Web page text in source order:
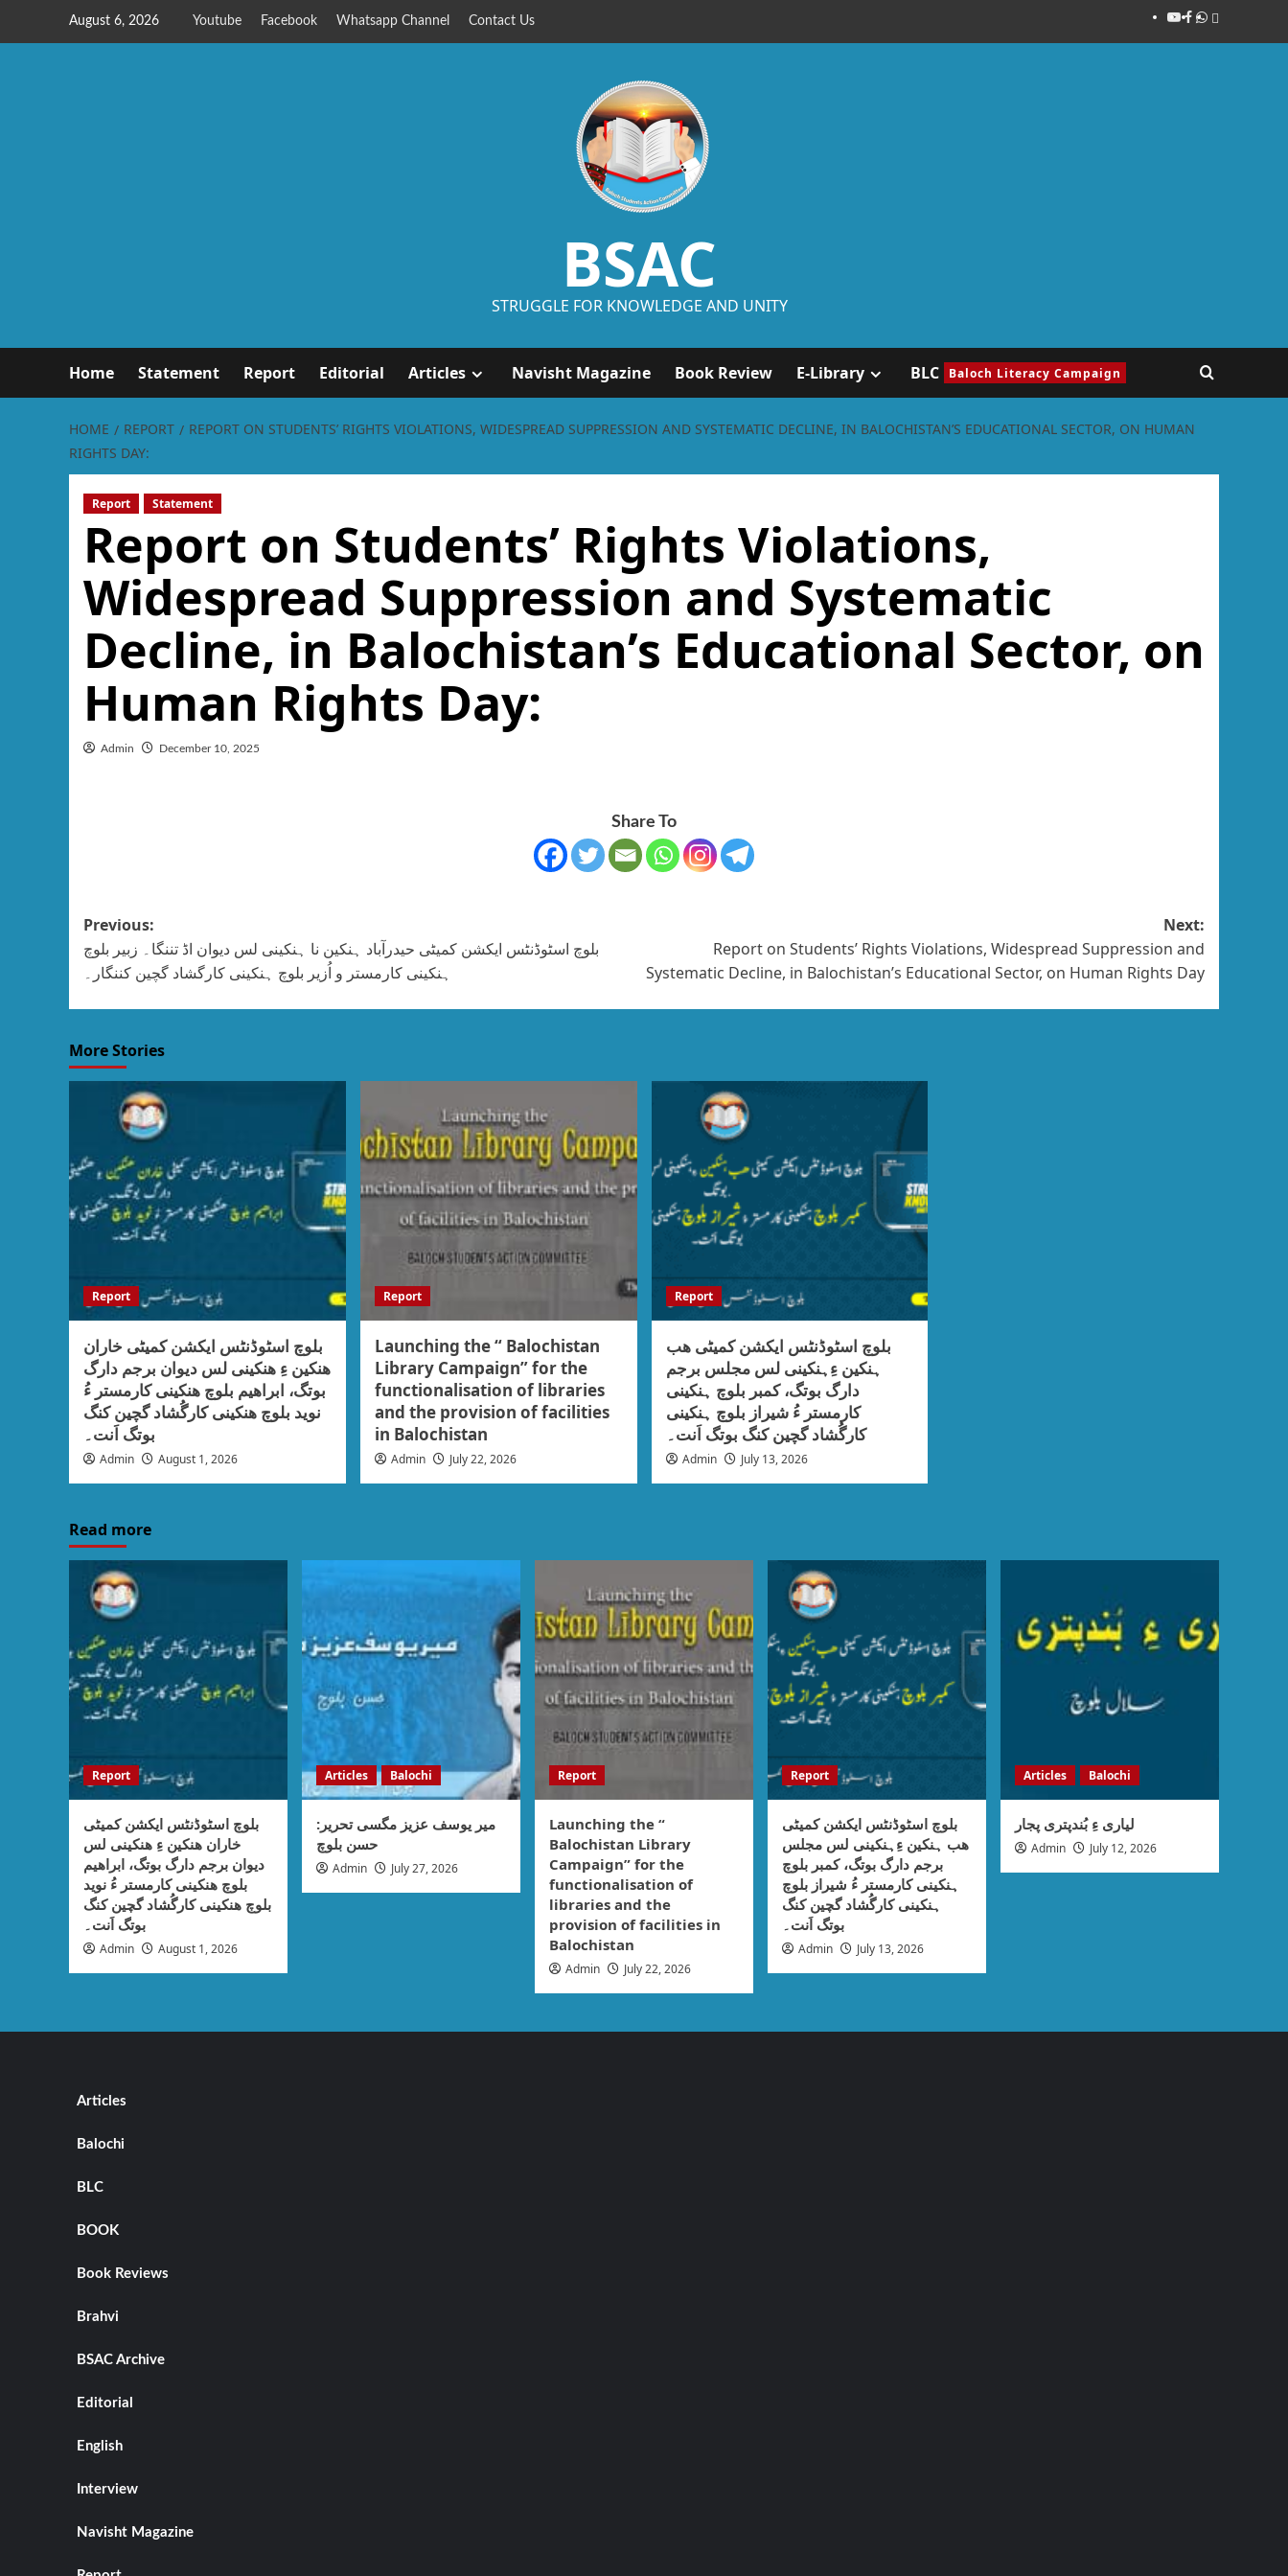
August 6, 2026 Youtube Facebook Whatsapp Channel Contact Us
BSAC
STRUGGLE FOR KNOWLEDGE AND UNITY
Home Statement Report Editorial Articles Navisht Magazine Book Review E-Library BLC Baloch Literacy Campaign
HOME REPORT
REPORT ON STUDENTS’ RIGHTS VIOLATIONS, WIDESPREAD SUPPRESSION AND SYSTEMATIC DECLINE, IN BALOCHISTAN’S EDUCATIONAL SECTOR, ON HUMAN
RIGHTS DAY:
Report Statement
Report on Students’ Rights Violations,
Widespread Suppression and Systematic
Decline, in Balochistan’s Educational Sector, on
Human Rights Day:
Admin December 10, 2025
Share To
Previous:
بلوچ اسٹوڈنٹس ایکشن کمیٹی حیدرآباد ہنکین نا ہنکینی لس دیوان اڈ تننگا۔ زبیر بلوچ
ہنکینی کارمستر و اُزیر بلوچ ہنکینی کارگشاد گچین کننگار۔
Next:
Report on Students’ Rights Violations, Widespread Suppression and
Systematic Decline, in Balochistan’s Educational Sector, on Human Rights Day
More Stories
Report
بلوچ اسٹوڈنٹس ایکشن کمیٹی خاران
ھنکین ءِ ھنکینی لس دیوان برجم دارگ
بوتگ، ابراھیم بلوچ ھنکینی کارمستر ءُ
نوید بلوچ ھنکینی کارگُشاد گچین کنگ
بوتگ اَنت۔
Admin August 1, 2026
Report
Launching the “ Balochistan
Library Campaign” for the
functionalisation of libraries
and the provision of facilities
in Balochistan
Admin July 22, 2026
Report
بلوچ اسٹوڈنٹس ایکشن کمیٹی ھب
ہنکین ءِہنکینی لس مجلس برجم
دارگ بوتگ، کمبر بلوچ ہنکینی
کارمستر ءُ شیراز بلوچ ہنکینی
کارگُشاد گچین کنگ بوتگ اَنت۔
Admin July 13, 2026
Read more
Report
بلوچ اسٹوڈنٹس ایکشن کمیٹی
خاران ھنکین ءِ ھنکینی لس
دیوان برجم دارگ بوتگ، ابراھیم
بلوچ ھنکینی کارمستر ءُ نوید
بلوچ ھنکینی کارگُشاد گچین کنگ
بوتگ اَنت۔
Admin August 1, 2026
Articles Balochi
میر یوسف عزیز مگسی تحریر:
حسن بلوچ
Admin July 27, 2026
Report
Launching the “
Balochistan Library
Campaign” for the
functionalisation of
libraries and the
provision of facilities in
Balochistan
Admin July 22, 2026
Report
بلوچ اسٹوڈنٹس ایکشن کمیٹی
ھب ہنکین ءِہنکینی لس مجلس
برجم دارگ بوتگ، کمبر بلوچ
ہنکینی کارمستر ءُ شیراز بلوچ
ہنکینی کارگُشاد گچین کنگ
بوتگ اَنت۔
Admin July 13, 2026
Articles Balochi
لیاری ءِ بُندپتری پجار
Admin July 12, 2026
Articles
Balochi
BLC
BOOK
Book Reviews
Brahvi
BSAC Archive
Editorial
English
Interview
Navisht Magazine